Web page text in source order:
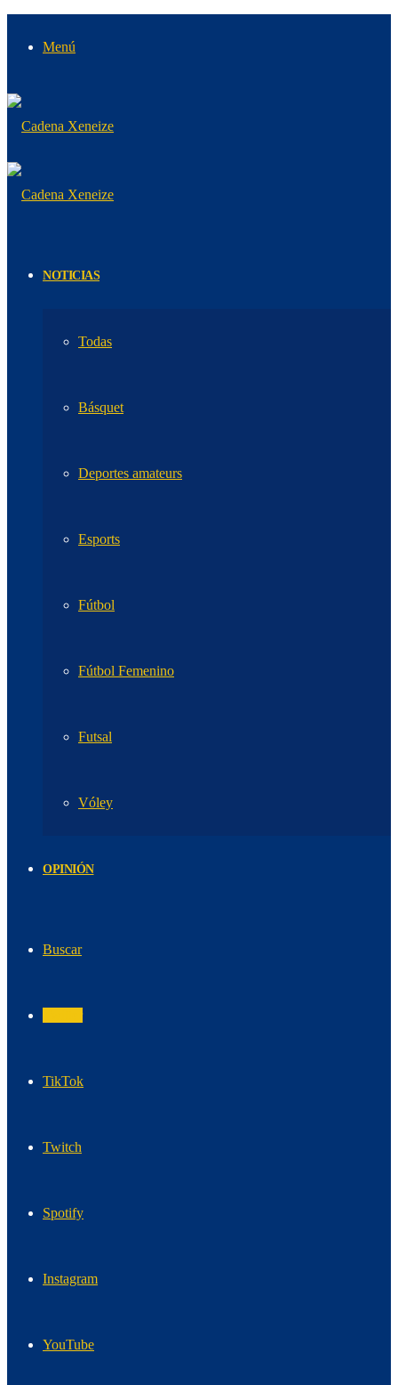
Menú
NOTICIAS
Todas
Básquet
Deportes amateurs
Esports
Fútbol
Fútbol Femenino
Futsal
Vóley
OPINIÓN
Buscar
TikTok
Twitch
Spotify
Instagram
YouTube